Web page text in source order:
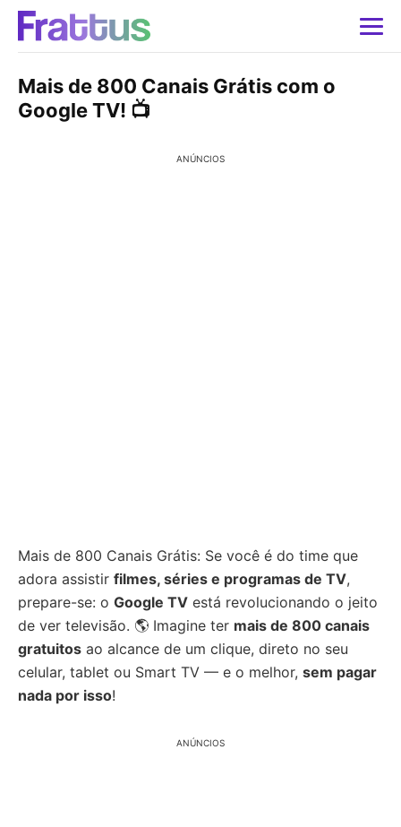
Mais de 800 Canais Grátis com o
Google TV! 📺
ANÚNCIOS
Mais de 800 Canais Grátis: Se você é do time que
adora assistir filmes, séries e programas de TV,
prepare-se: o Google TV está revolucionando o jeito
de ver televisão. 🌎 Imagine ter mais de 800 canais
gratuitos ao alcance de um clique, direto no seu
celular, tablet ou Smart TV — e o melhor, sem pagar
nada por isso!
ANÚNCIOS